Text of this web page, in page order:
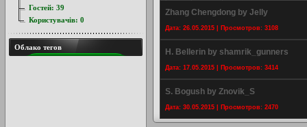
Zhang Chengdong by Jelly
Дата: 26.05.2015 | Просмотров: 3108
H. Bellerin by shamrik_gunners
Дата: 17.05.2015 | Просмотров: 3414
S. Bogush by Znovik_S
Дата: 30.05.2015 | Просмотров: 2470
Гостей: 39
Користувачів: 0
Облако тегов